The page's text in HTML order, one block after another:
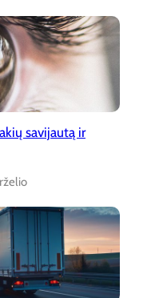
savijautą ir